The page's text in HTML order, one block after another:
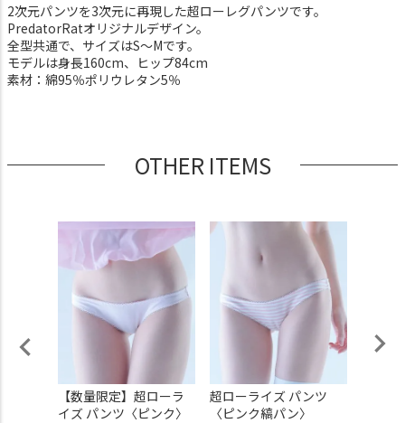
2次元パンツを3次元に再現した超ローレグパンツです。
PredatorRatオリジナルデザイン。
全型共通で、サイズはS～Mです。
モデルは身長160cm、ヒップ84cm
素材：綿95％ポリウレタン5％
OTHER ITEMS
【数量限定】超ローラ
イズ パンツ〈ピンク〉
超ローライズ パンツ
〈ピンク縞パン〉